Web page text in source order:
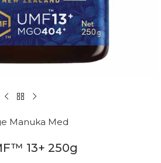
Manuka Med
13+ 250g